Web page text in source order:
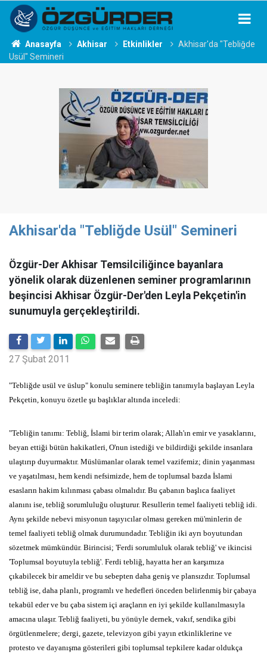
Anasayfa Akhisar Etkinlikler
Akhisar'da "Tebliğde
Usül" Semineri
Akhisar'da "Tebliğde Usül" Semineri
Özgür-Der Akhisar Temsilciliğince bayanlara
yönelik olarak düzenlenen seminer programlarının
beşincisi Akhisar Özgür-Der'den Leyla Pekçetin'in
sunumuyla gerçekleştirildi.
27 Şubat 2011
"Tebliğde usül ve üslup" konulu seminere tebliğin tanımıyla başlayan Leyla
Pekçetin, konuyu özetle şu başlıklar altında inceledi:
"Tebliğin tanımı: Tebliğ, İslami bir terim olarak; Allah'ın emir ve yasaklarını,
beyan ettiği bütün hakikatleri, O'nun istediği ve bildirdiği şekilde insanlara
ulaştırıp duyurmaktır. Müslümanlar olarak temel vazifemiz; dinin yaşanması
ve yaşatılması, hem kendi nefsimizde, hem de toplumsal bazda İslami
esasların hakim kılınması çabası olmalıdır. Bu çabanın başlıca faaliyet
alanını ise, tebliğ sorumluluğu oluşturur. Resullerin temel faaliyeti tebliğ idi.
Aynı şekilde nebevi misyonun taşıyıcılar olması gereken mü'minlerin de
temel faaliyeti tebliğ olmak durumundadır. Tebliğin iki ayrı boyutundan
sözetmek mümkündür. Birincisi; 'Ferdi sorumluluk olarak tebliğ' ve ikincisi
'Toplumsal boyutuyla tebliğ'. Ferdi tebliğ, hayatta her an karşımıza
çıkabilecek bir ameldir ve bu sebepten daha geniş ve plansızdır. Toplumsal
tebliğ ise, daha planlı, programlı ve hedefleri önceden belirlenmiş bir çabaya
tekabül eder ve bu çaba sistem içi araçların en iyi şekilde kullanılmasıyla
amacına ulaşır. Tebliğ faaliyeti, bu yönüyle dernek, vakıf, sendika gibi
örgütlenmelere; dergi, gazete, televizyon gibi yayın etkinliklerine ve
protesto ve dayanışma gösterileri gibi toplumsal tepkilere kadar oldukça